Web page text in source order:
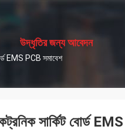
উদ্ধৃতির জন্য আবেদন
EMS PCB সমাবেশ
সার্কিট বোর্ড